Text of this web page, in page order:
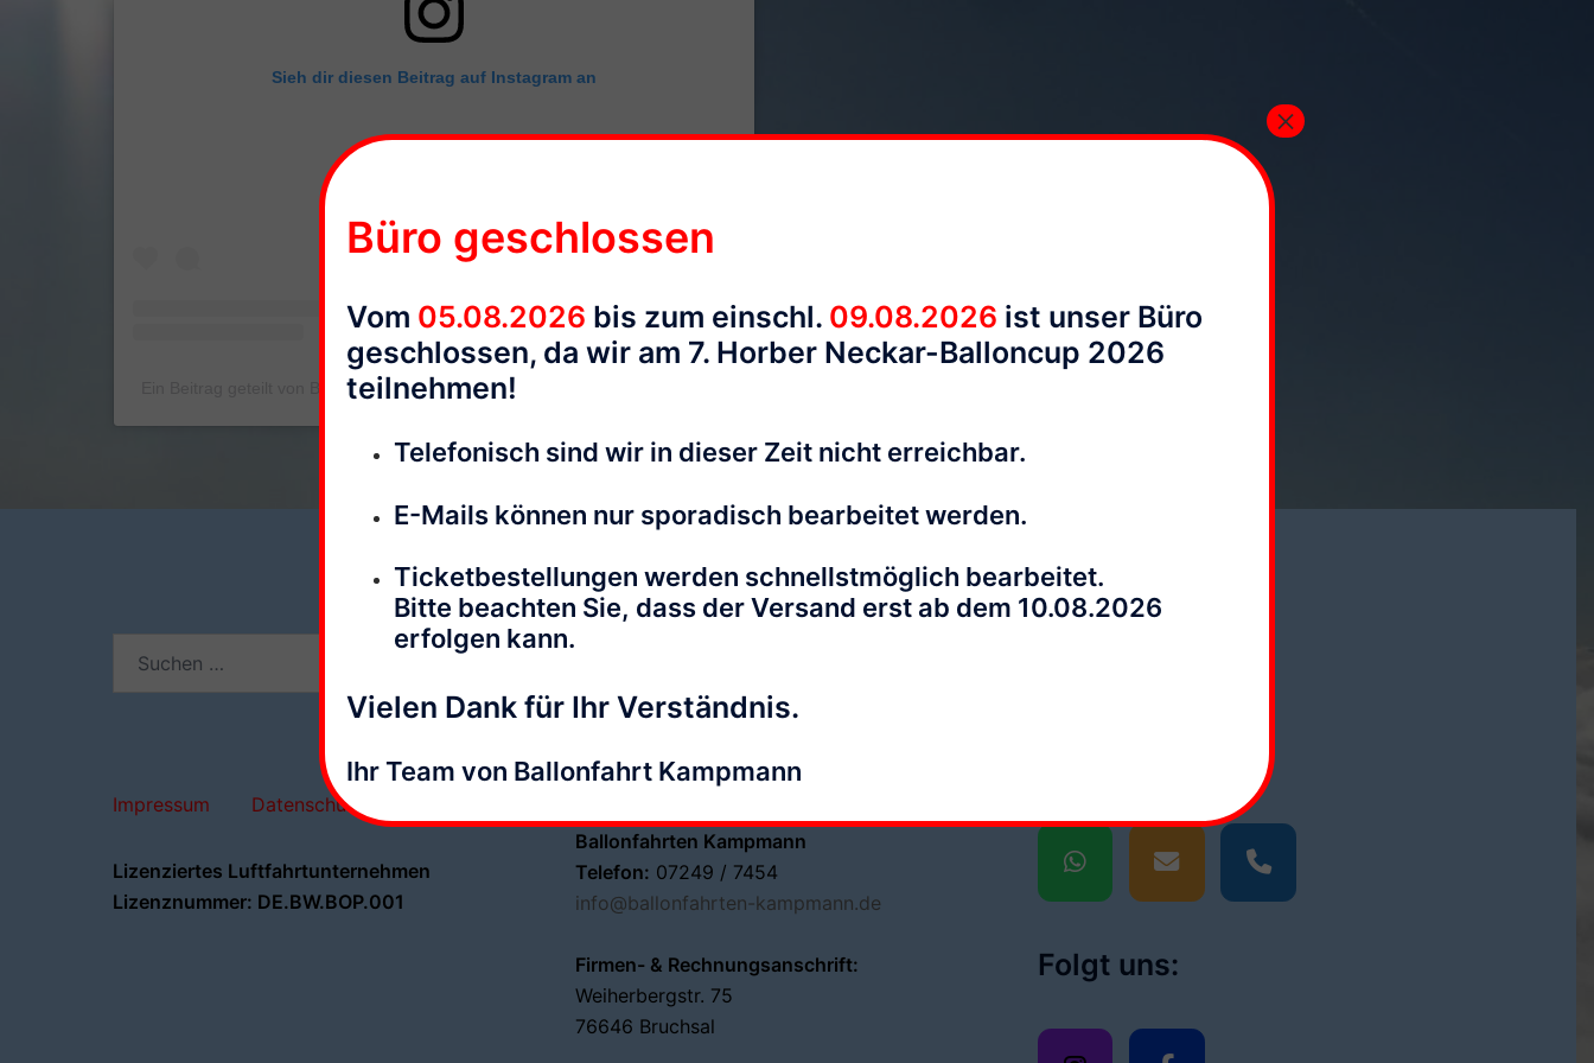
Sieh dir diesen Beitrag auf Instagram an
Ein Beitrag geteilt von Ballonfahrten Kampmann (@ballonfahrten_kampmann)
nach:
Impressum Datenschutz
Lizenziertes Luftfahrtunternehmen
Lizenznummer: DE.BW.BOP.001
Ballonfahrten Kampmann
Telefon: 07249 / 7454
info@ballonfahrten-kampmann.de
Firmen- & Rechnungsanschrift:
Weiherbergstr. 75
76646 Bruchsal
Mo. - Fr. 10:00 - 15:00 Uhr
Folgt uns:
Büro geschlossen
Vom 05.08.2026 bis zum einschl. 09.08.2026 ist unser Büro
geschlossen, da wir am 7. Horber Neckar-Balloncup 2026
teilnehmen!
Telefonisch sind wir in dieser Zeit nicht erreichbar.
E-Mails können nur sporadisch bearbeitet werden.
Ticketbestellungen werden schnellstmöglich bearbeitet.
Bitte beachten Sie, dass der Versand erst ab dem 10.08.2026
erfolgen kann.
Vielen Dank für Ihr Verständnis.
Ihr Team von Ballonfahrt Kampmann
×